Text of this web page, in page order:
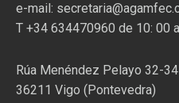
e-mail:
T +34 634470960 de 10: 00
Rúa Menéndez Pelayo 32-34
36211 Vigo (Pontevedra)